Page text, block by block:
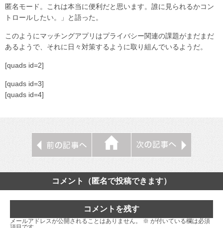
匿名モード。これは本当に便利だと思います。誰に見られるかコン
トロールしたい。」と語った。
このようにマッチングアプリはプライバシー関連の課題がまだまだ
あるようで、それに日々対策するように取り組んでいるようだ。
[quads id=2]
[quads id=3]
[quads id=4]
コメント（匿名で投稿できます）
コメントを残す
メールアドレスが公開されることはありません。 ※ が付いている欄は必須